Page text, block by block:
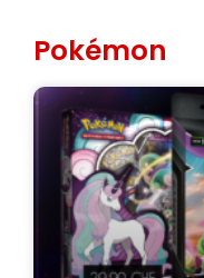
Pokémon